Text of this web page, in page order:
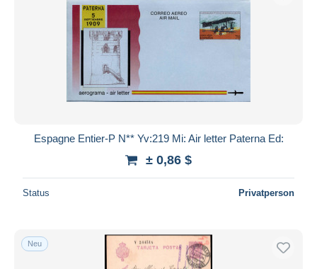
Espagne Entier-P N** Yv:219 Mi: Air letter Paterna Ed:
± 0,86 $
Status Privatperson
Neu